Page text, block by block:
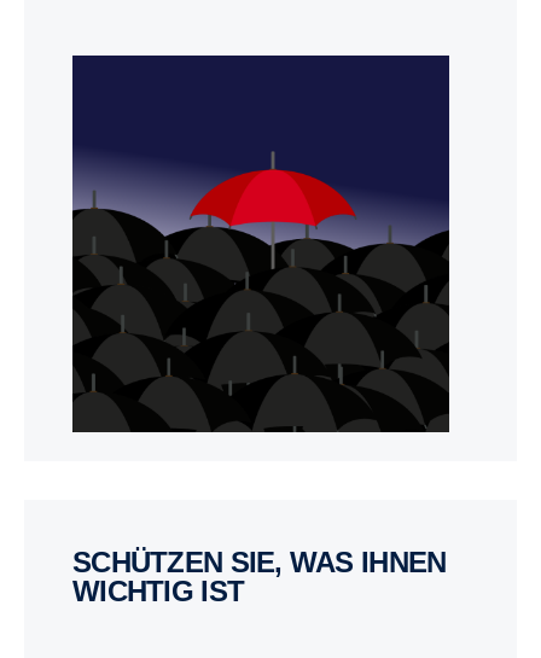
SCHÜTZEN SIE, WAS IHNEN
WICHTIG IST